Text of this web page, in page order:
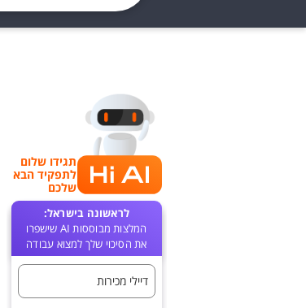
תגידו שלום
לתפקיד הבא
שלכם
לראשונה בישראל:
המלצות מבוססות AI שישפרו
את הסיכוי שלך למצוא עבודה
דיילי מכירות